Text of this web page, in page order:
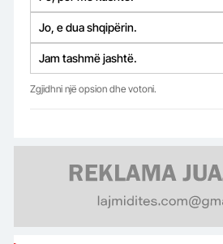
Jo, e dua shqipërin.
Jam tashmë jashtë.
Zgjidhni një opsion dhe votoni.